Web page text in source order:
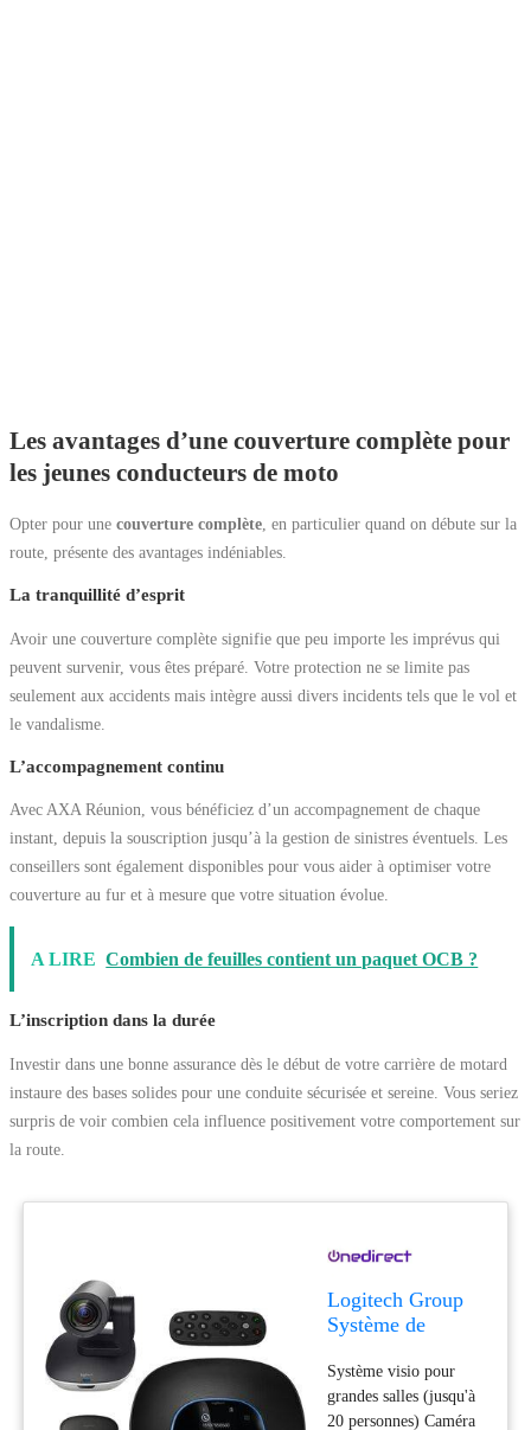
Les avantages d’une couverture complète pour
les jeunes conducteurs de moto
Opter pour une couverture complète , en particulier quand on débute sur la
route, présente des avantages indéniables.
La tranquillité d’esprit
Avoir une couverture complète signifie que peu importe les imprévus qui
peuvent survenir, vous êtes préparé. Votre protection ne se limite pas
seulement aux accidents mais intègre aussi divers incidents tels que le vol et
le vandalisme.
L’accompagnement continu
Avec AXA Réunion, vous bénéficiez d’un accompagnement de chaque
instant, depuis la souscription jusqu’à la gestion de sinistres éventuels. Les
conseillers sont également disponibles pour vous aider à optimiser votre
couverture au fur et à mesure que votre situation évolue.
A LIRE Combien de feuilles contient un paquet OCB ?
L’inscription dans la durée
Investir dans une bonne assurance dès le début de votre carrière de motard
instaure des bases solides pour une conduite sécurisée et sereine. Vous seriez
surpris de voir combien cela influence positivement votre comportement sur
la route.
Logitech Group
Système de
complet conçu
pour les grandes
salles de réunion.
Système visio pour
grandes salles (jusqu'à
20 personnes) Caméra